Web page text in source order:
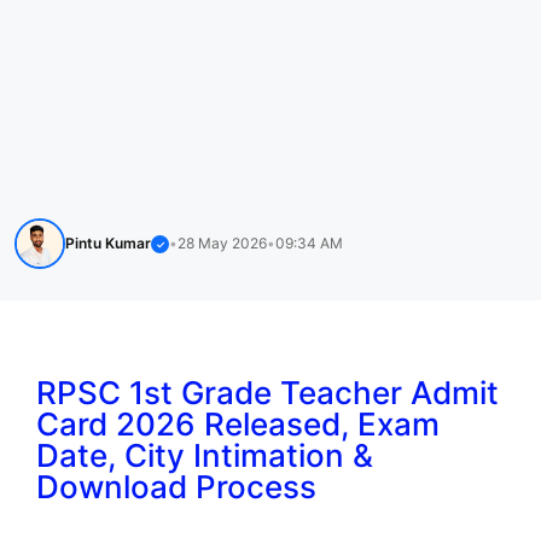
Pintu Kumar ✓ • 28 May 2026•09:34 AM
RPSC 1st Grade Teacher Admit
Card 2026 Released, Exam
Date, City Intimation &
Download Process